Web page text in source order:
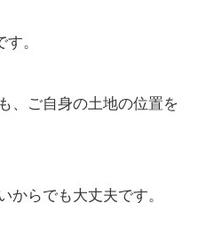
。
、ご自身の土地の位置を
からでも大丈夫です。